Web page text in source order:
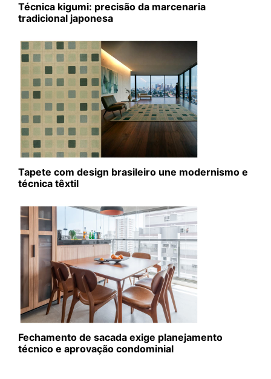
Técnica kigumi: precisão da marcenaria
tradicional japonesa
Tapete com design brasileiro une modernismo e
técnica têxtil
Fechamento de sacada exige planejamento
técnico e aprovação condominial